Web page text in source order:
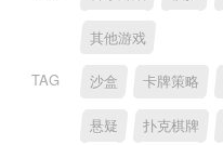
其他游戏
TAG 沙盒 卡牌策略
悬疑 扑克棋牌